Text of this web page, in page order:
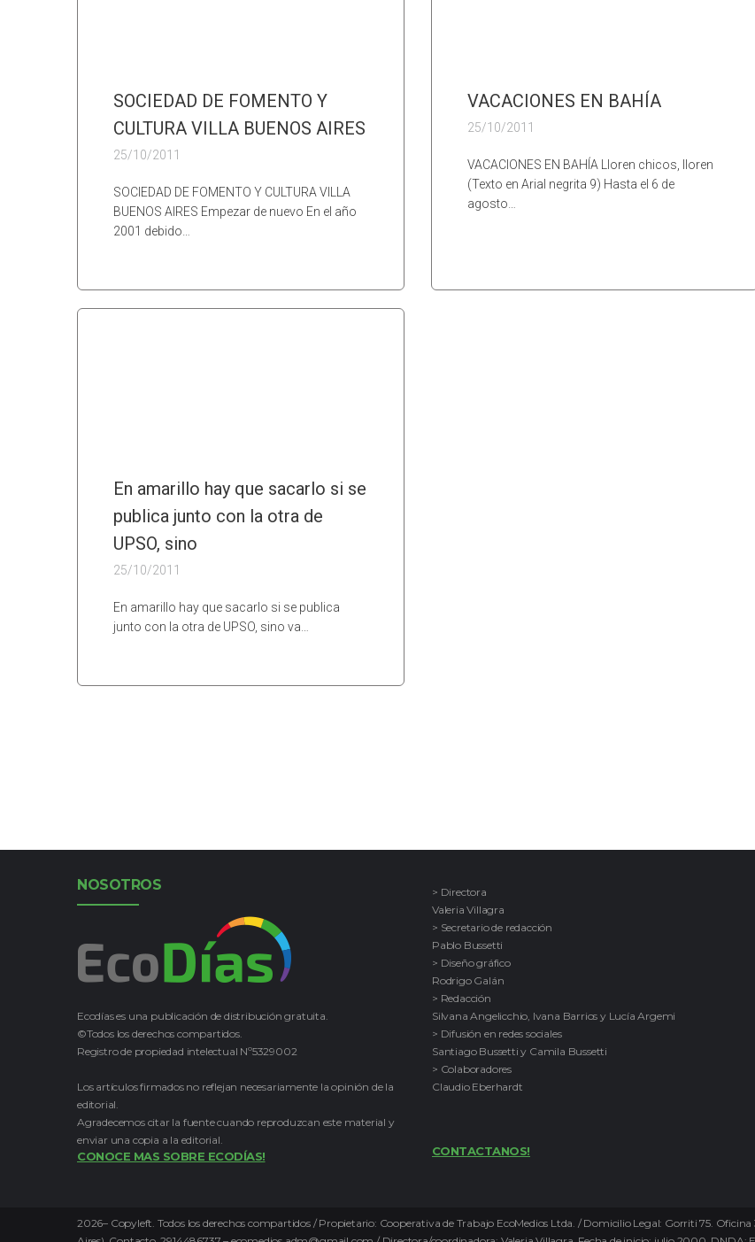
SOCIEDAD DE FOMENTO Y
CULTURA VILLA BUENOS AIRES
25/10/2011
SOCIEDAD DE FOMENTO Y CULTURA VILLA
BUENOS AIRES Empezar de nuevo En el año
2001 debido…
VACACIONES EN BAHÍA
25/10/2011
VACACIONES EN BAHÍA Lloren chicos, lloren
(Texto en Arial negrita 9) Hasta el 6 de
agosto…
En amarillo hay que sacarlo si se
publica junto con la otra de
UPSO, sino
25/10/2011
En amarillo hay que sacarlo si se publica
junto con la otra de UPSO, sino va…
NOSOTROS
Ecodías es una publicación de distribución gratuita.
©Todos los derechos compartidos.
Registro de propiedad intelectual Nº5329002
Los artículos firmados no reflejan necesariamente la opinión de la
editorial.
Agradecemos citar la fuente cuando reproduzcan este material y
enviar una copia a la editorial.
CONOCE MAS SOBRE ECODÍAS!
> Directora
Valeria Villagra
> Secretario de redacción
Pablo Bussetti
> Diseño gráfico
Rodrigo Galán
> Redacción
Silvana Angelicchio, Ivana Barrios y Lucía Argemi
> Difusión en redes sociales
Santiago Bussetti y Camila Bussetti
> Colaboradores
Claudio Eberhardt
CONTACTANOS!
2026– Copyleft. Todos los derechos compartidos / Propietario: Cooperativa de Trabajo EcoMedios Ltda. / Domicilio Legal: Gorriti 75.